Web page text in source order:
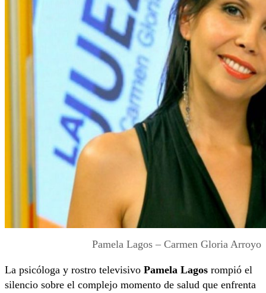
Pamela Lagos – Carmen Gloria Arroyo
La psicóloga y rostro televisivo Pamela Lagos rompió el
silencio sobre el complejo momento de salud que enfrenta